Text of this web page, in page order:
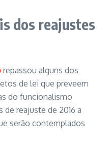
dos reajustes
repassou alguns dos
de lei que preveem
do funcionalismo
reajuste de 2016 a
serão contemplados